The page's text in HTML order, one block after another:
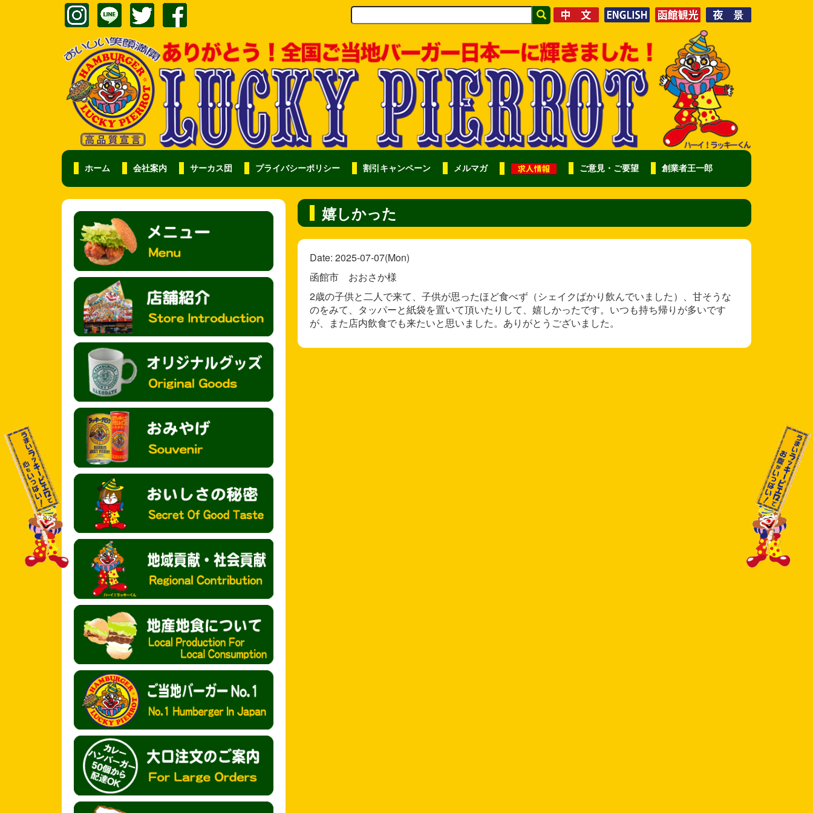
ホーム 会社案内 サーカス団 プライバシーポリシー 割引キャンペーン メルマガ ご意見・ご要望 創業者王一郎
嬉しかった
Date: 2025-07-07(Mon)
函館市 おおさか様
2歳の子供と二人で来て、子供が思ったほど食べず（シェイクばかり飲んでいました）、甘そうな
のをみて、タッパーと紙袋を置いて頂いたりして、嬉しかったです。いつも持ち帰りが多いです
が、また店内飲食でも来たいと思いました。ありがとうございました。